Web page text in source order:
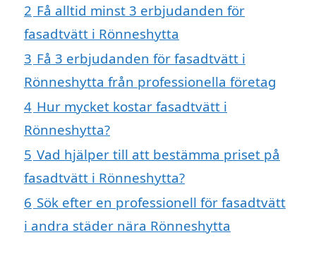
2 Få alltid minst 3 erbjudanden för
fasadtvätt i Rönneshytta
3 Få 3 erbjudanden för fasadtvätt i
Rönneshytta från professionella företag
4 Hur mycket kostar fasadtvätt i
Rönneshytta?
5 Vad hjälper till att bestämma priset på
fasadtvätt i Rönneshytta?
6 Sök efter en professionell för fasadtvätt
i andra städer nära Rönneshytta